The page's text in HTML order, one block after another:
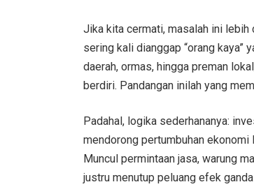
Jika kita cermati, masalah ini
sering kali dianggap “orang kaya”
daerah, ormas, hingga preman
berdiri. Pandangan inilah yang
Padahal, logika sederhananya:
mendorong pertumbuhan ekonomi
Muncul permintaan jasa, warung
justru menutup peluang efek